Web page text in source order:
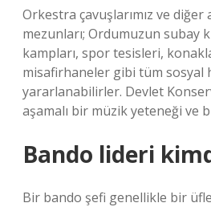
Orkestra çavuşlarımız ve
mezunları; Ordumuzun subay
kampları, spor tesisleri,
misafirhaneler gibi tüm sosyal
yararlanabilirler. Devlet
aşamalı bir müzik yeteneği ve
Bando lideri
Bir bando şefi genellikle bir